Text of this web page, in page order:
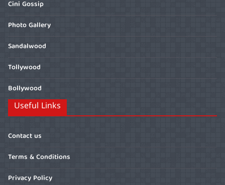
Cini Gossip
Photo Gallery
Sandalwood
Tollywood
Bollywood
Useful Links
Contact us
Terms & Conditions
Privacy Policy